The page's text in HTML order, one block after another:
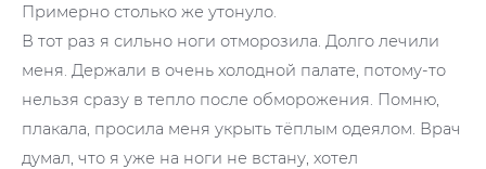
Примерно столько же утонуло.
В тот раз я сильно ноги отморозила. Долго лечили
меня. Держали в очень холодной палате, потому-то
нельзя сразу в тепло после обморожения. Помню,
плакала, просила меня укрыть тёплым одеялом. Врач
думал, что я уже на ноги не встану, хотел